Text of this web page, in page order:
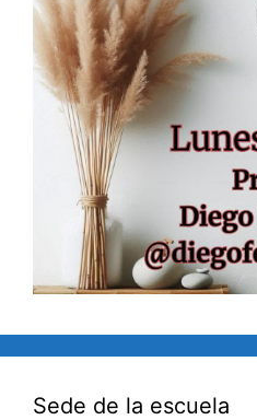
Sede de la escuela